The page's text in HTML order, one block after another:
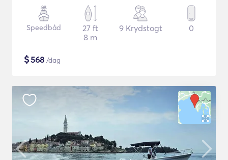
Speedbåd
27 ft
8 m
9 Krydstogt 0
$568 /dag